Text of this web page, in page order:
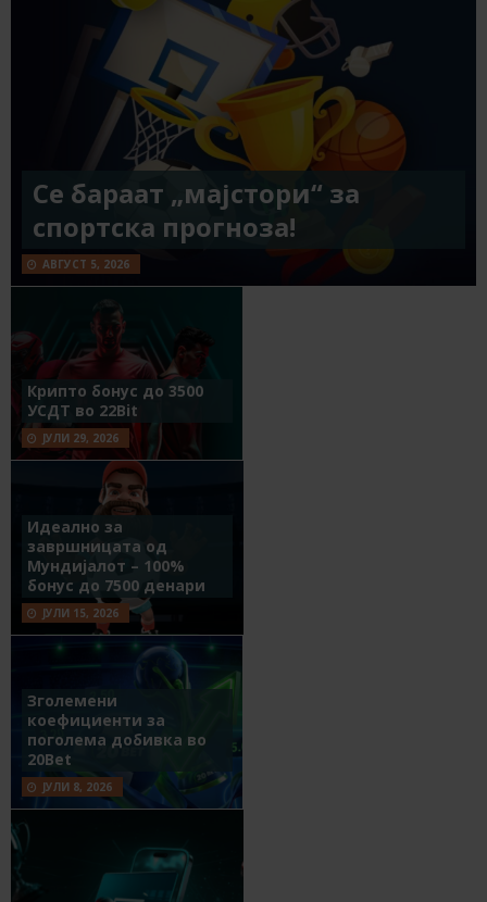
Се бараат „мајстори“ за
спортска прогноза!
АВГУСТ 5, 2026
Крипто бонус до 3500
УСДТ во 22Bit
ЈУЛИ 29, 2026
Идеално за
завршницата од
Мундијалот – 100%
бонус до 7500 денари
ЈУЛИ 15, 2026
Зголемени
коефициенти за
поголема добивка во
20Bet
ЈУЛИ 8, 2026